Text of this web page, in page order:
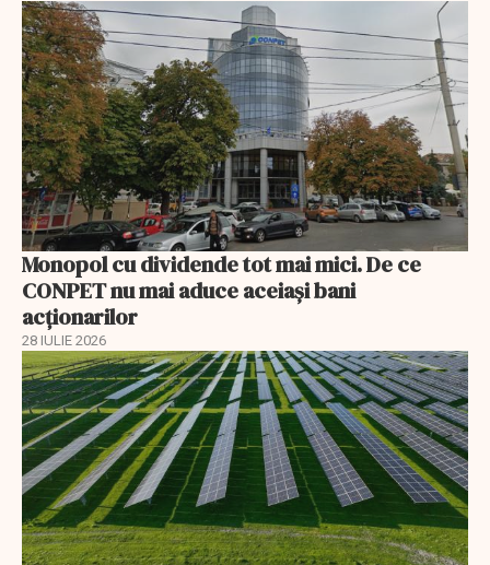
Monopol cu dividende tot mai mici. De ce
CONPET nu mai aduce aceiași bani
acționarilor
28 IULIE 2026